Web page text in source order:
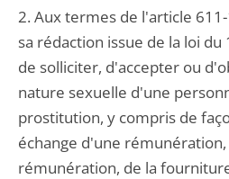
2. Aux termes de l'article
sa rédaction issue de la loi
de solliciter, d'accepter ou
nature sexuelle d'une
prostitution, y compris de
échange d'une
rémunération, de la